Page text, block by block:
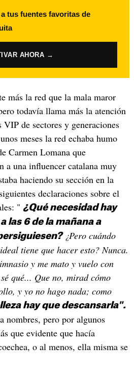
tus fuentes favoritas de
AHORA →
más la red que la mala maror
todavía llama más la atención
VIP de sectores y generaciones
meses la red echaba humo
Carmen Lomana que
a una influencer catalana muy
haciendo su sección en la
declaraciones sobre el
" ¿Qué necesidad hay
las 6 de la mañana a
¿Pero cuándo
tiene que hacer esto? Nunca.
y me mato y vuelo con
qué... Que no, mirad cómo
y yo no hago nada; como
hay que descansarla".
nombres, pero por algunos
que evidente que hacía
o al menos, ella misma se